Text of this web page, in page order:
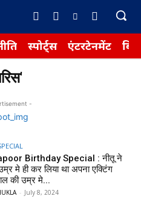
स्पोर्ट्स एंटरटेनमेंट
-
Birthday Special : नीतू ने
मे ही कर लिया था अपना एक्टिंग
की उम्र मे...
- July 8, 2024